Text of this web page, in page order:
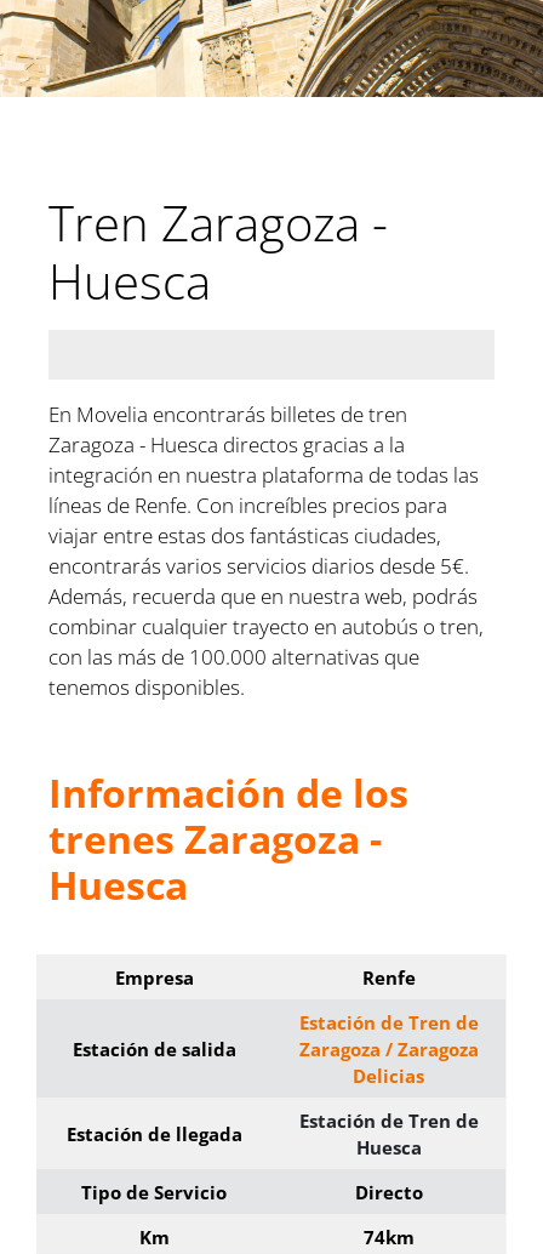
Tren Zaragoza -
Huesca
En Movelia encontrarás billetes de tren
Zaragoza - Huesca directos gracias a la
integración en nuestra plataforma de todas las
líneas de Renfe. Con increíbles precios para
viajar entre estas dos fantásticas ciudades,
encontrarás varios servicios diarios desde 5€.
Además, recuerda que en nuestra web, podrás
combinar cualquier trayecto en autobús o tren,
con las más de 100.000 alternativas que
tenemos disponibles.
Información de los
trenes Zaragoza -
Huesca
Empresa Renfe
Estación de salida
Estación de Tren de
Zaragoza / Zaragoza
Delicias
Estación de llegada
Estación de Tren de
Huesca
Tipo de Servicio
Directo
Km
74km